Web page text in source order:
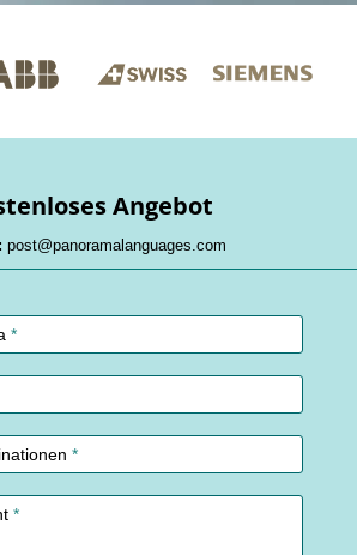
Angebot
post@panoramalanguages.com
*
*
*